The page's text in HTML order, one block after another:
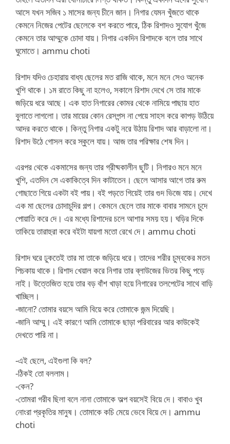
আসে যখন সজিব ১ মাসের জন্য চীনে জান। নিগার যেমন খুঁজতে থাকে
কেমনে নিজের পেটের ছেলেকে বশ করতে পারে, ঠিক রিশাদও সুযোগ খুঁজে
কেমনে তার আম্মুকে চোদা যায়। নিগার একদিন রিশাদকে বলে তার সাথে
ঘুমোতে। ammu choti
রিশাদ যদিও চেহারায় বাধ্য ছেলের মত রাজি থাকে, মনে মনে সেও অনেক
খুশি থাকে। ১ম রাতে কিছু না হলেও, সকালে রিশাদ দেখে সে তার মাকে
জড়িয়ে ধরে আছে। এক হাত নিগারের কোমর থেকে নামিয়ে পাছায় হাত
বুলাতে লাগলো। তার মায়ের কোন রেসপন্স না পেয়ে সাহস করে কাপড় উঠিয়ে
আদর করতে থাকে। কিন্তু নিগার একটু নরে উঠায় রিশাদ আর বাড়ালো না।
রিশাদ উঠে গোসল করে স্কুলে যায়। আজ তার পরিক্ষার শেষ দিন।
এরপর থেকে একমাসের জন্য তার গ্রীষ্মকালীন ছুটি। নিগারও মনে মনে
খুশি, এতদিন সে একাকিত্বে দিন কাটাতেন। ছেলে আসার আগে তার রুম
গোছাতে গিয়ে একটা বই পায়। বই পড়তে গিয়েই তার গুদ ভিজে যায়। দেখে
এক মা ছেলের চোদাচুদির গল্প। কেমনে ছেলে তার মাকে বাবার সামনে চুদে
পোয়াতি করে দে। এর মধ্যে রিশাদের চলে আশার সময় হয়। ঘড়ির দিকে
তাকিয়ে তারাহুরা করে বইটা যায়গা মতো রেখে দে। ammu choti
রিশাদ ঘরে ঢুকতেই তার মা তাকে জড়িয়ে ধরে। তাদের শরীর চুম্বকের মতন
পিচকায় থাকে। রিশাদ খেয়াল করে নিগার তার ব্লাউজের ভিতর কিছু পড়ে
নাই। উত্তেজিত হয়ে তার বড় বাঁশ খাড়া হয়ে নিগারের তলপেটের সাথে বাড়ি
খাচ্ছিল।
-জানো? তোমার বয়সে আমি বিয়ে করে তোমাকে জন্ম দিয়েছি।
-জানি আম্মু। এই কারণে আমি তোমাকে ছাড়া পরিবারের আর কাউকেই
দেখতে পারি না।
-এই ছেলে, এইগুলা কি বল?
-ঠিকই তো বললাম।
-কেন?
-তোমরা গরীব ছিলা বলে নানা তোমাকে অল্প বয়সেই বিয়ে দে। বাবাও খুব
নোংরা প্রকৃতির মানুষ। তোমাকে কচি মেয়ে ভেবে বিয়ে দে। ammu
choti